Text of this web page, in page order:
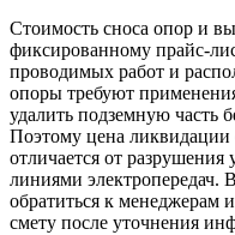
Стоимость сноса опор и
фиксированному прайс-
проводимых работ и
опоры требуют
удалить подземную часть
Поэтому цена ликвидации
отличается от
линиями электропередач.
обратиться к менеджерам
смету после уточнения